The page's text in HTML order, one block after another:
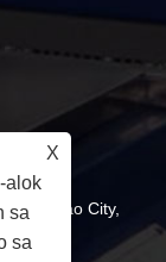
Qingdao City,
X
alok
sa
sa